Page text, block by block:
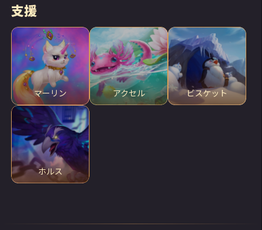
支援
マーリン アクセル ビスケット
ホルス